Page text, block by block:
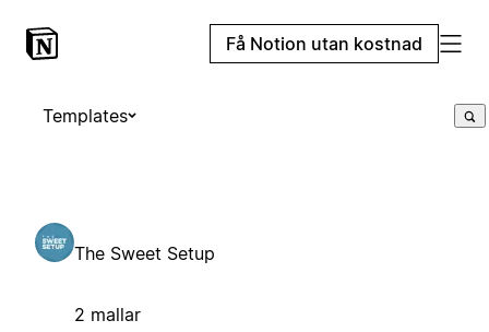
Få Notion utan kostnad
Templates
The Sweet Setup
2 mallar